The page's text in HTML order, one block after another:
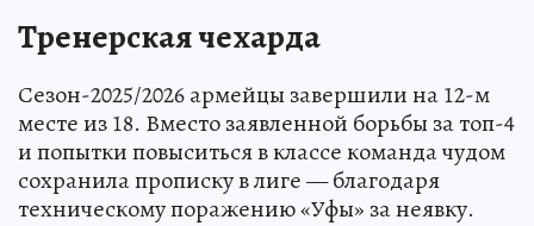
Тренерская чехарда
Сезон-2025/2026 армейцы завершили на 12-м
месте из 18. Вместо заявленной борьбы за топ-4
и попытки повыситься в классе команда чудом
сохранила прописку в лиге — благодаря
техническому поражению «Уфы» за неявку.